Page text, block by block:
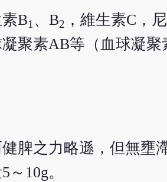
B1 、B2 ，維生素C，
聚素AB等（血球凝
脾之力略遜，但無壅
10g。